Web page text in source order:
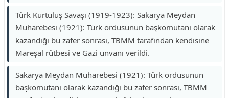
Türk Kurtuluş Savaşı (1919-1923): Sakarya Meydan
Muharebesi (1921): Türk ordusunun başkomutanı olarak
kazandığı bu zafer sonrası, TBMM tarafından kendisine
Mareşal rütbesi ve Gazi unvanı verildi.
Sakarya Meydan Muharebesi (1921): Türk ordusunun
başkomutanı olarak kazandığı bu zafer sonrası, TBMM